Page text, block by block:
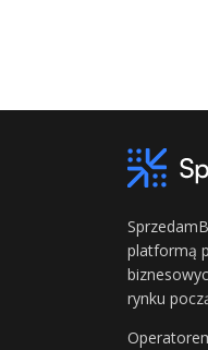
platformą
rynku